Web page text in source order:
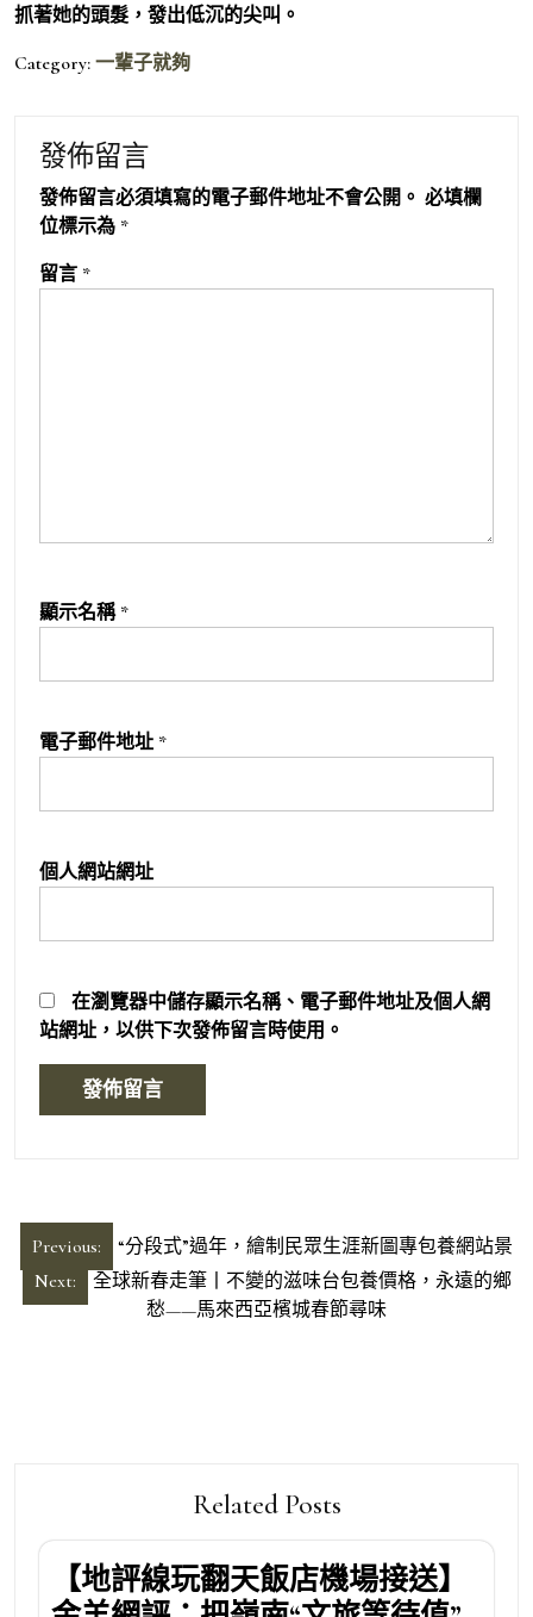
抓著她的頭髮，發出低沉的尖叫。
Category: 一輩子就夠
發佈留言
發佈留言必須填寫的電子郵件地址不會公開。 必填欄
位標示為 *
留言 *
顯示名稱 *
電子郵件地址 *
個人網站網址
在瀏覽器中儲存顯示名稱、電子郵件地址及個人網
站網址，以供下次發佈留言時使用。
文
章
導
Previous:
“分段式”過年，繪制民眾生涯新圖專包養網站景
Next:
全球新春走筆丨不變的滋味台包養價格，永遠的鄉
愁——馬來西亞檳城春節尋味
Related Posts
【地評線玩翻天飯店機場接送】